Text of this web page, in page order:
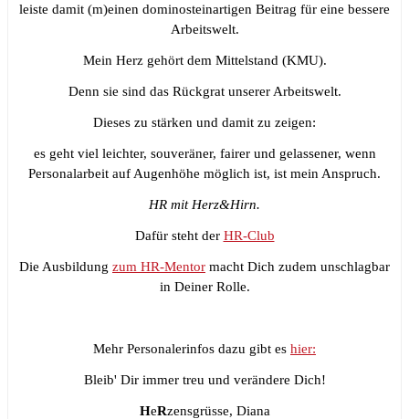
leiste damit (m)einen dominosteinartigen Beitrag für eine bessere
Arbeitswelt.
Mein Herz gehört dem Mittelstand (KMU).
Denn sie sind das Rückgrat unserer Arbeitswelt.
Dieses zu stärken und damit zu zeigen:
es geht viel leichter, souveräner, fairer und gelassener, wenn
Personalarbeit auf Augenhöhe möglich ist, ist mein Anspruch.
HR mit Herz&Hirn.
Dafür steht der HR-Club
Die Ausbildung zum HR-Mentor macht Dich zudem unschlagbar
in Deiner Rolle.
Mehr Personalerinfos dazu gibt es hier:
Bleib' Dir immer treu und verändere Dich!
HeRzensgrüsse, Diana